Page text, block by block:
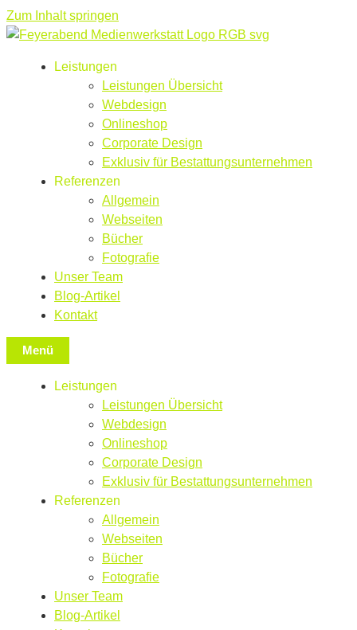
Zum Inhalt springen
Leistungen
Leistungen Übersicht
Webdesign
Onlineshop
Corporate Design
Exklusiv für Bestattungsunternehmen
Referenzen
Allgemein
Webseiten
Bücher
Fotografie
Unser Team
Blog-Artikel
Kontakt
Menü
Leistungen
Leistungen Übersicht
Webdesign
Onlineshop
Corporate Design
Exklusiv für Bestattungsunternehmen
Referenzen
Allgemein
Webseiten
Bücher
Fotografie
Unser Team
Blog-Artikel